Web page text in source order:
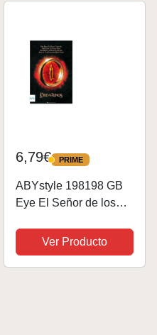
6,79€ PRIME
PRIME
ABYstyle 198198 GB
Eye El Señor de los
Póster, 61 cm x 91.5
cm
Ver Producto